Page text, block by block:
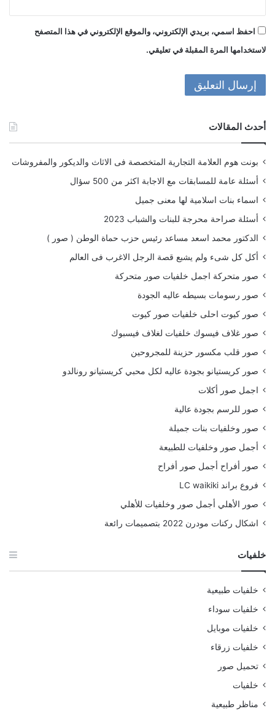
احفظ اسمي، بريدي الإلكتروني، والموقع الإلكتروني في هذا المتصفح
لاستخدامها المرة المقبلة في تعليقي.
أحدث المقالات
بونت هوم العلامة التجارية المتخصصة فى الاثاث والديكور والمفروشات
أسئلة عامة للمسابقات مع الاجابة اكثر من 500 سؤال
اسماء بنات اسلامية لها معنى جميل
أسئلة صراحة محرجة للبنات والشباب 2023
الدكتور محمد اسعد مساعد رئيس حزب حماة الوطن ( صور )
أكل كل شىء ولم يشبع قصة الرجل الاغرب فى العالم
صور متحركة اجمل خلفيات صور متحركة
صور رسومات بسيطه عاليه الجودة
صور كيوت احلى خلفيات صور كيوت
صور غلاف فيسوك خلفيات لغلاف فيسبوك
صور قلب مكسور حزينة للمجروحين
صور كريستيانو بجودة عاليه لكل محبي كريستيانو رونالدو
اجمل صور أكلات
صور للرسم بجودة عالية
صور وخلفيات بنات جميلة
أجمل صور وخلفيات للطبيعة
صور أفراح أجمل صور أفراح
فروع براند LC waikiki
صور الأهلي أجمل صور وخلفيات للأهلي
اشكال ركنات مودرن 2022 بتصميمات رائعة
خلفيات
خلفيات طبيعية
خلفيات سوداء
خلفيات موبايل
خلفيات زرقاء
تحميل صور
خلفيات
مناظر طبيعية